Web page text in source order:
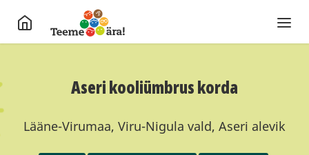
Aseri kooliümbrus korda
Lääne-Virumaa, Viru-Nigula vald, Aseri alevik